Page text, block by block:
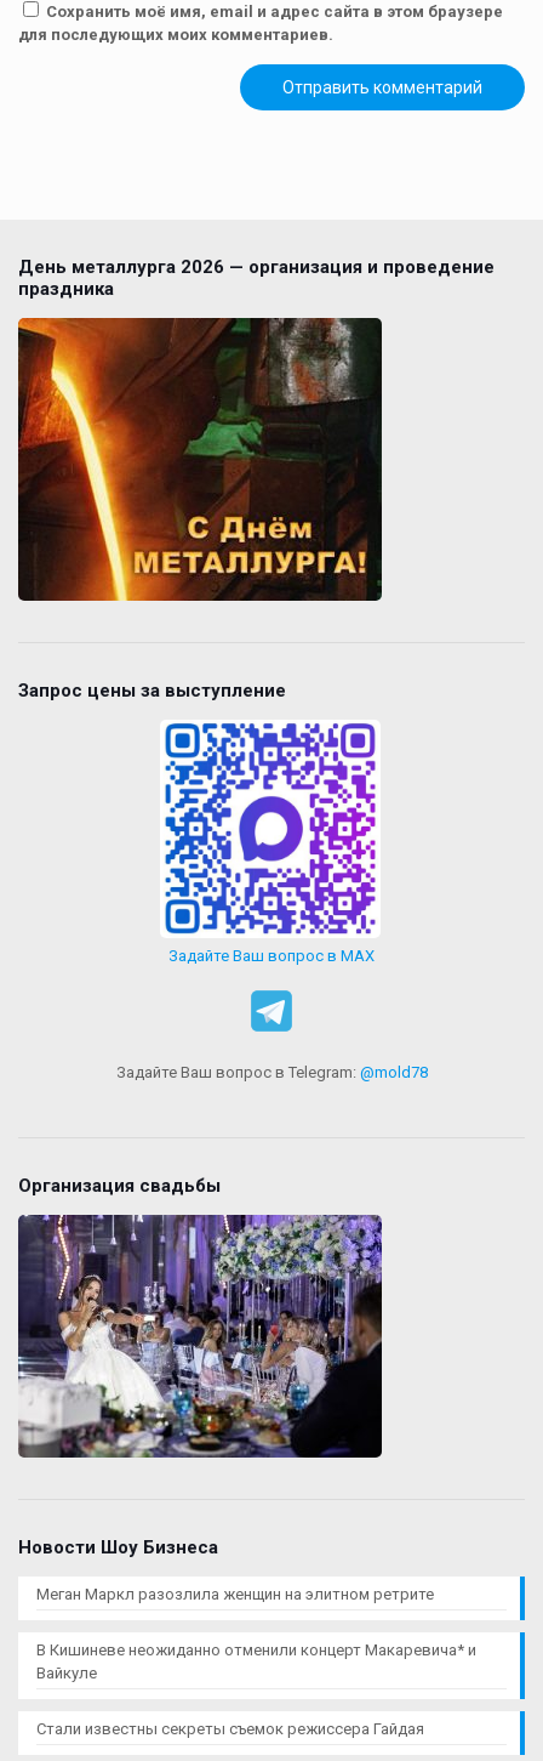
Сохранить моё имя, email и адрес сайта в этом браузере
для последующих моих комментариев.
День металлурга 2026 — организация и проведение
праздника
Запрос цены за выступление
Задайте Ваш вопрос в MAX
Задайте Ваш вопрос в Telegram: @mold78
Организация свадьбы
Новости Шоу Бизнеса
Меган Маркл разозлила женщин на элитном ретрите
В Кишиневе неожиданно отменили концерт Макаревича* и
Вайкуле
Стали известны секреты съемок режиссера Гайдая